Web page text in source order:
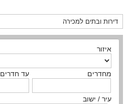
איזור
מחדרים עד חדרים
עיר / ישוב